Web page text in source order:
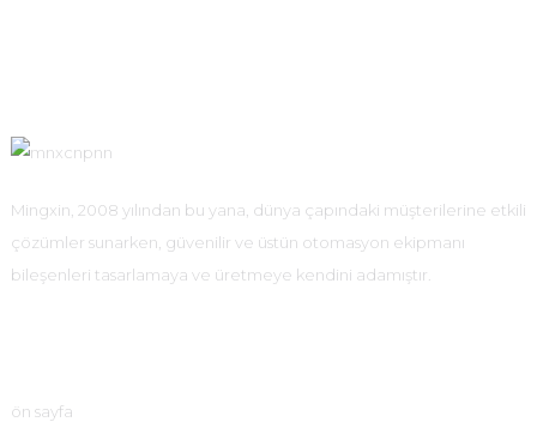
Mingxin, 2008 yılından bu yana, dünya çapındaki müşterilerine etkili
çözümler sunarken, güvenilir ve üstün otomasyon ekipmanı
bileşenleri tasarlamaya ve üretmeye kendini adamıştır.
ön sayfa